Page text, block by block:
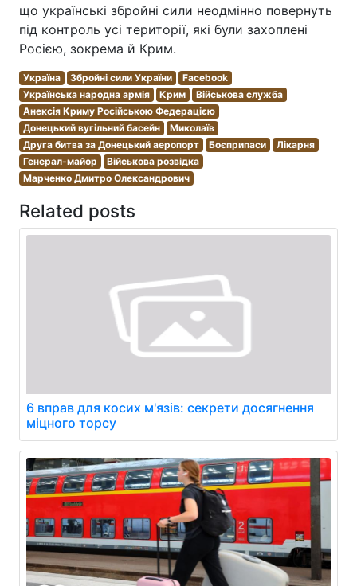
що українські збройні сили неодмінно повернуть
під контроль усі території, які були захоплені
Росією, зокрема й Крим.
Україна Збройні сили України
Facebook
Українська народна армія
Крим
Військова служба
Анексія Криму Російською Федерацією
Донецький вугільний басейн
Миколаїв
Друга битва за Донецький аеропорт
Боєприпаси
Лікарня
Генерал-майор
Військова розвідка
Марченко Дмитро Олександрович
Related posts
6 вправ для косих м'язів: секрети досягнення
міцного торсу